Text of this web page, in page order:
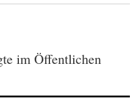
im Öffentlichen